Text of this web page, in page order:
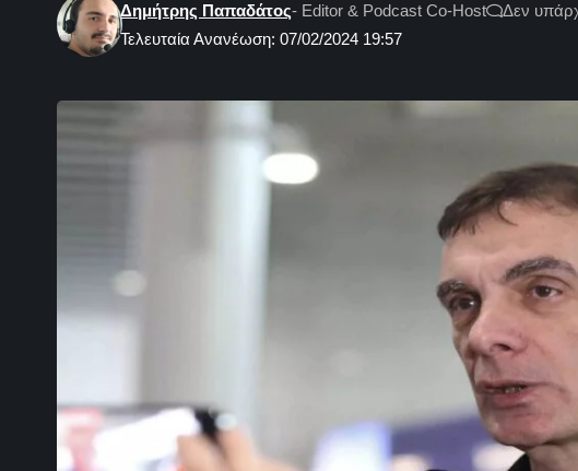
Τελευταία Ανανέωση: 07/02/2024 19:57
Δημήτρης Παπαδάτος- Editor & Podcast Co-Host Δεν